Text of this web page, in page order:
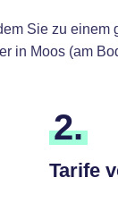
Sie zu
in Moos (am
2.
Tarife